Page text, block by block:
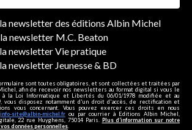
la newsletter des éditions Albin Michel
la newsletter M.C. Beaton
la newsletter Vie pratique
la newsletter Jeunesse & BD
sont toutes obligatoires, et sont collectées et traitées par
afin de recevoir nos newsletters au format digital si vous le
à la Loi Informatique et Libertés du 06/01/1978 modifiée et au
vous disposez notamment d'un droit d'accès, de rectification et
vous concernant. Vous pouvez exercer ces droits en nous
info-site@albin-michel.fr ou par courrier à Editions Albin Michel,
22 rue Huyghens, 75014 Paris. Plus d’information sur notre
données personnelles